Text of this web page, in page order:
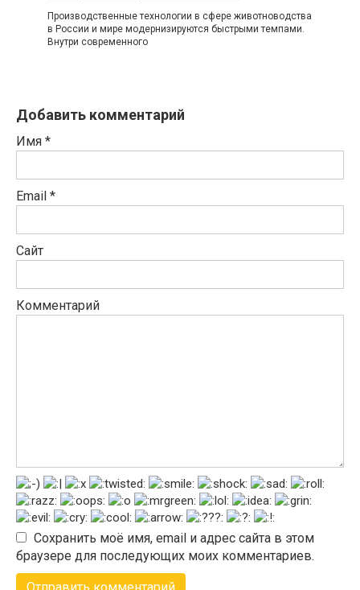
Производственные технологии в сфере животноводства
в России и мире модернизируются быстрыми темпами.
Внутри современного
Добавить комментарий
Имя *
Email *
Сайт
Комментарий
Сохранить моё имя, email и адрес сайта в этом
браузере для последующих моих комментариев.